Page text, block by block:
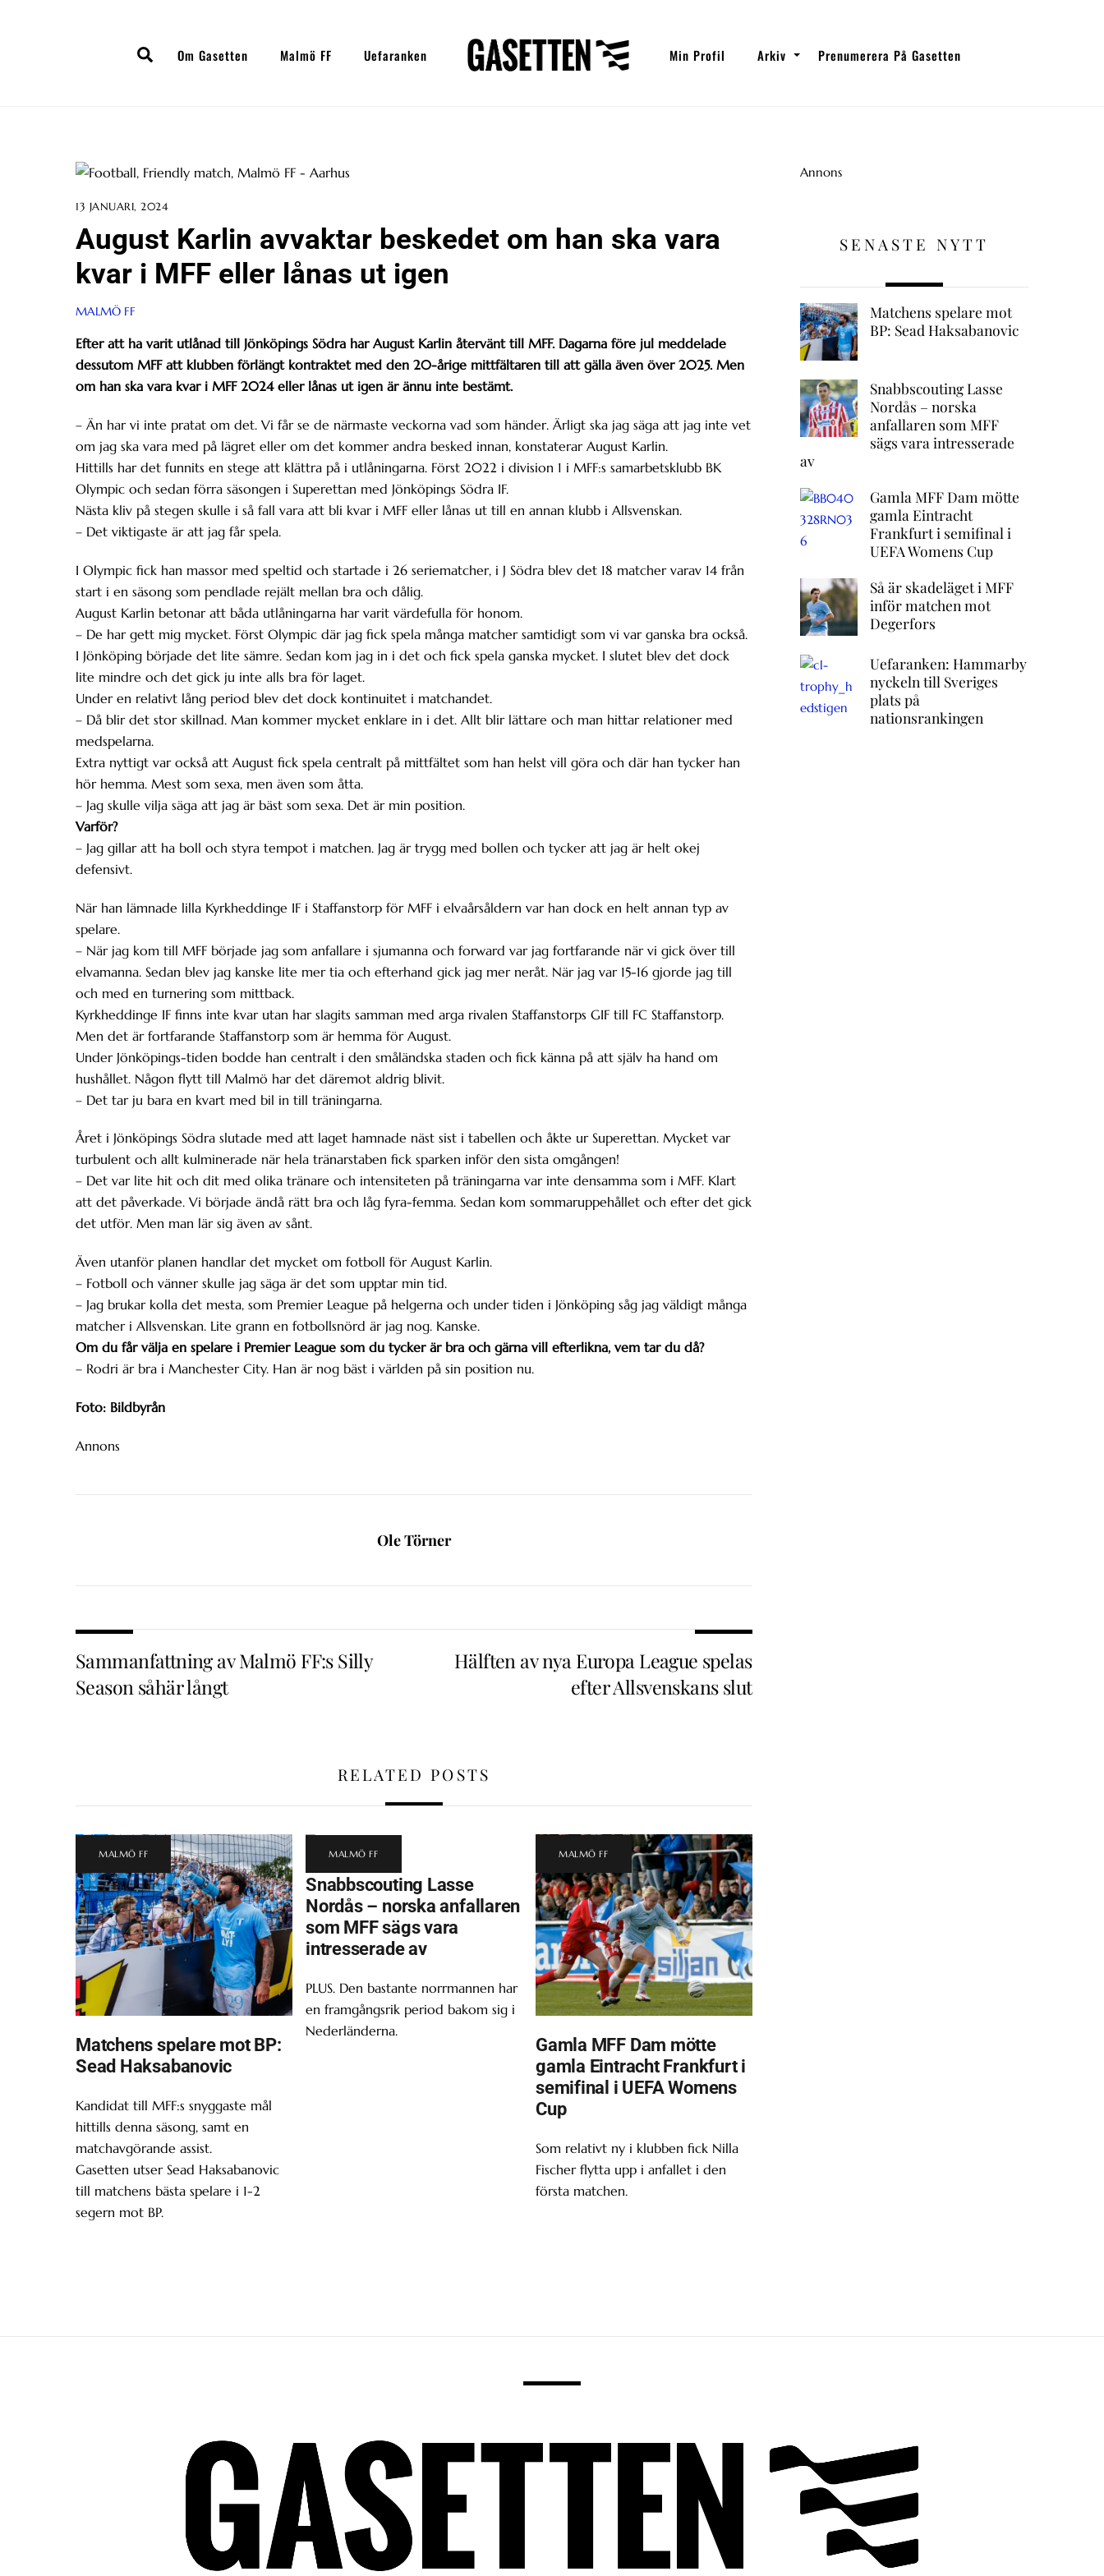
SearchOm Gasetten Malmö FF Uefaranken Min Profil Arkiv Prenumerera På Gasetten
13 JANUARI, 2024
August Karlin avvaktar beskedet om han ska vara
kvar i MFF eller lånas ut igen
MALMÖ FF
Efter att ha varit utlånad till Jönköpings Södra har August Karlin återvänt till MFF. Dagarna före jul meddelade
dessutom MFF att klubben förlängt kontraktet med den 20-årige mittfältaren till att gälla även över 2025. Men
om han ska vara kvar i MFF 2024 eller lånas ut igen är ännu inte bestämt.
– Än har vi inte pratat om det. Vi får se de närmaste veckorna vad som händer. Ärligt ska jag säga att jag inte vet
om jag ska vara med på lägret eller om det kommer andra besked innan, konstaterar August Karlin.
Hittills har det funnits en stege att klättra på i utlåningarna. Först 2022 i division 1 i MFF:s samarbetsklubb BK
Olympic och sedan förra säsongen i Superettan med Jönköpings Södra IF.
Nästa kliv på stegen skulle i så fall vara att bli kvar i MFF eller lånas ut till en annan klubb i Allsvenskan.
– Det viktigaste är att jag får spela.
I Olympic fick han massor med speltid och startade i 26 seriematcher, i J Södra blev det 18 matcher varav 14 från
start i en säsong som pendlade rejält mellan bra och dålig.
August Karlin betonar att båda utlåningarna har varit värdefulla för honom.
– De har gett mig mycket. Först Olympic där jag fick spela många matcher samtidigt som vi var ganska bra också.
I Jönköping började det lite sämre. Sedan kom jag in i det och fick spela ganska mycket. I slutet blev det dock
lite mindre och det gick ju inte alls bra för laget.
Under en relativt lång period blev det dock kontinuitet i matchandet.
– Då blir det stor skillnad. Man kommer mycket enklare in i det. Allt blir lättare och man hittar relationer med
medspelarna.
Extra nyttigt var också att August fick spela centralt på mittfältet som han helst vill göra och där han tycker han
hör hemma. Mest som sexa, men även som åtta.
– Jag skulle vilja säga att jag är bäst som sexa. Det är min position.
Varför?
– Jag gillar att ha boll och styra tempot i matchen. Jag är trygg med bollen och tycker att jag är helt okej
defensivt.
När han lämnade lilla Kyrkheddinge IF i Staffanstorp för MFF i elvaårsåldern var han dock en helt annan typ av
spelare.
– När jag kom till MFF började jag som anfallare i sjumanna och forward var jag fortfarande när vi gick över till
elvamanna. Sedan blev jag kanske lite mer tia och efterhand gick jag mer neråt. När jag var 15-16 gjorde jag till
och med en turnering som mittback.
Kyrkheddinge IF finns inte kvar utan har slagits samman med arga rivalen Staffanstorps GIF till FC Staffanstorp.
Men det är fortfarande Staffanstorp som är hemma för August.
Under Jönköpings-tiden bodde han centralt i den småländska staden och fick känna på att själv ha hand om
hushållet. Någon flytt till Malmö har det däremot aldrig blivit.
– Det tar ju bara en kvart med bil in till träningarna.
Året i Jönköpings Södra slutade med att laget hamnade näst sist i tabellen och åkte ur Superettan. Mycket var
turbulent och allt kulminerade när hela tränarstaben fick sparken inför den sista omgången!
– Det var lite hit och dit med olika tränare och intensiteten på träningarna var inte densamma som i MFF. Klart
att det påverkade. Vi började ändå rätt bra och låg fyra-femma. Sedan kom sommaruppehållet och efter det gick
det utför. Men man lär sig även av sånt.
Även utanför planen handlar det mycket om fotboll för August Karlin.
– Fotboll och vänner skulle jag säga är det som upptar min tid.
– Jag brukar kolla det mesta, som Premier League på helgerna och under tiden i Jönköping såg jag väldigt många
matcher i Allsvenskan. Lite grann en fotbollsnörd är jag nog. Kanske.
Om du får välja en spelare i Premier League som du tycker är bra och gärna vill efterlikna, vem tar du då?
– Rodri är bra i Manchester City. Han är nog bäst i världen på sin position nu.
Foto: Bildbyrån
Annons
Ole Törner
Sammanfattning av Malmö FF:s Silly
Season såhär långt
Hälften av nya Europa League spelas
efter Allsvenskans slut
RELATED POSTS
MALMÖ FF
Matchens spelare mot BP:
Sead Haksabanovic
Kandidat till MFF:s snyggaste mål
hittills denna säsong, samt en
matchavgörande assist.
Gasetten utser Sead Haksabanovic
till matchens bästa spelare i 1-2
segern mot BP.
MALMÖ FF
Snabbscouting Lasse
Nordås – norska anfallaren
som MFF sägs vara
intresserade av
PLUS. Den bastante norrmannen har
en framgångsrik period bakom sig i
Nederländerna.
MALMÖ FF
Gamla MFF Dam mötte
gamla Eintracht Frankfurt i
semifinal i UEFA Womens
Cup
Som relativt ny i klubben fick Nilla
Fischer flytta upp i anfallet i den
första matchen.
Annons
SENASTE NYTT
Matchens spelare mot
BP: Sead Haksabanovic
Snabbscouting Lasse
Nordås – norska
anfallaren som MFF
sägs vara intresserade
av
Gamla MFF Dam mötte
gamla Eintracht
Frankfurt i semifinal i
UEFA Womens Cup
Så är skadeläget i MFF
inför matchen mot
Degerfors
Uefaranken: Hammarby
nyckeln till Sveriges
plats på
nationsrankingen